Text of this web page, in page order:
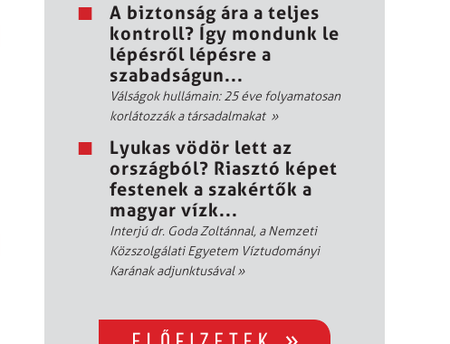
A biztonság ára a teljes
kontroll? Így mondunk le
lépésről lépésre a
szabadságun...
Válságok hullámain: 25 éve folyamatosan
korlátozzák a társadalmakat »
Lyukas vödör lett az
országból? Riasztó képet
festenek a szakértők a
magyar vízk...
Interjú dr. Goda Zoltánnal, a Nemzeti
Közszolgálati Egyetem Víztudományi
Karának adjunktusával»